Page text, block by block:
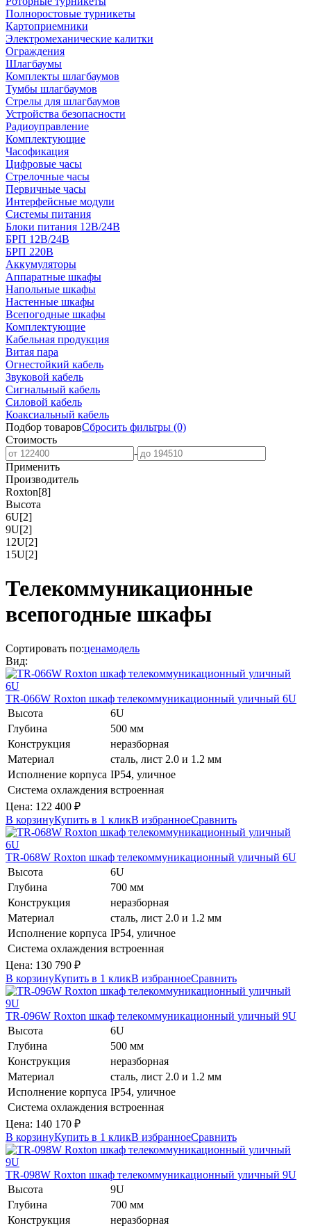
Полноростовые турникеты
Картоприемники
Электромеханические калитки
Ограждения
Шлагбаумы
Комплекты шлагбаумов
Тумбы шлагбаумов
Стрелы для шлагбаумов
Устройства безопасности
Радиоуправление
Комплектующие
Часофикация
Цифровые часы
Стрелочные часы
Первичные часы
Интерфейсные модули
Системы питания
Блоки питания 12В/24В
БРП 12В/24В
БРП 220В
Аккумуляторы
Аппаратные шкафы
Напольные шкафы
Настенные шкафы
Всепогодные шкафы
Комплектующие
Кабельная продукция
Витая пара
Огнестойкий кабель
Звуковой кабель
Сигнальный кабель
Силовой кабель
Коаксиальный кабель
Подбор товаровСбросить фильтры (0)
Стоимость
-
Применить
Производитель
Roxton[8]
Высота
6U[2]
9U[2]
12U[2]
15U[2]
Телекоммуникационные
всепогодные шкафы
Сортировать по:ценамодель
Вид:
TR-066W Roxton шкаф телекоммуникационный уличный 6U
Высота
6U
Глубина
500 мм
Конструкция
неразборная
Материал
сталь, лист 2.0 и 1.2 мм
Исполнение корпуса IP54, уличное
Система охлаждения встроенная
Цена: 122 400 ₽
В корзинуКупить в 1 кликВ избранноеСравнить
TR-068W Roxton шкаф телекоммуникационный уличный 6U
Высота
6U
Глубина
700 мм
Конструкция
неразборная
Материал
сталь, лист 2.0 и 1.2 мм
Исполнение корпуса IP54, уличное
Система охлаждения встроенная
Цена: 130 790 ₽
В корзинуКупить в 1 кликВ избранноеСравнить
TR-096W Roxton шкаф телекоммуникационный уличный 9U
Высота
6U
Глубина
500 мм
Конструкция
неразборная
Материал
сталь, лист 2.0 и 1.2 мм
Исполнение корпуса IP54, уличное
Система охлаждения встроенная
Цена: 140 170 ₽
В корзинуКупить в 1 кликВ избранноеСравнить
TR-098W Roxton шкаф телекоммуникационный уличный 9U
Высота
9U
Глубина
700 мм
Конструкция
неразборная